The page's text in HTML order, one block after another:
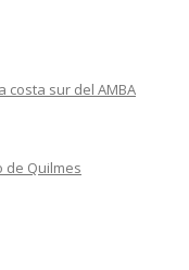
costa sur del AMBA
de Quilmes